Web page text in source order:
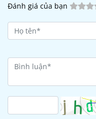
Đánh giá của bạn